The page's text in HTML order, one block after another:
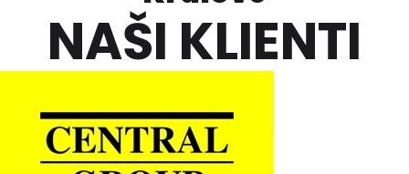
NAŠI KLIENTI